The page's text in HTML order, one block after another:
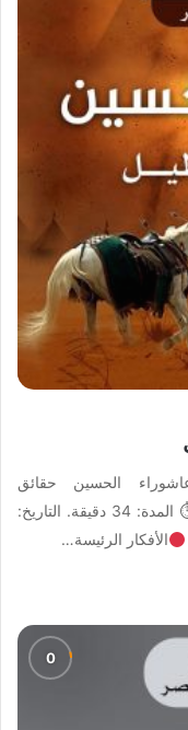
عاشوراء الحسين حقائق
أحد مساجد ريف حلب المحرر. ⏱ المدة: 34 دقيقة. التاريخ:
الأفكار الرئيسة…